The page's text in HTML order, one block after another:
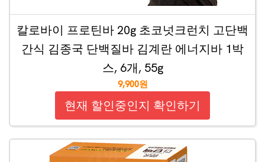
칼로바이 프로틴바 20g 초코넛크런치 고단백
간식 김종국 단백질바 김계란 에너지바 1박
스, 6개, 55g
9,900원
현재 할인중인지 확인하기